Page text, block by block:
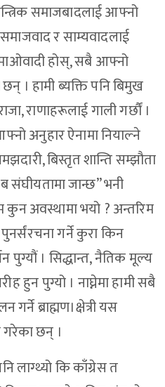
समाजबादलाई आफ्नो
समाजवाद र साम्यवादलाई
होस्, सबै आफ्नो
। हामी ब्यक्ति पनि बिमुख
राणाहरूलाई गाली गर्छौं ।
अनुहार ऐनामा नियाल्ने
बिस्तृत शान्ति सम्झौता
जान्छ” भनी
कुन अवस्थामा भयो ? अन्तरिम
गर्ने कुरा किन
। सिद्धान्त, नैतिक मूल्य
हुन पुग्यो । नाघ्नेमा हामी सबै
ब्राह्मण।क्षेत्री यस
गरेका छन् ।
लाग्थ्यो कि काँग्रेस त